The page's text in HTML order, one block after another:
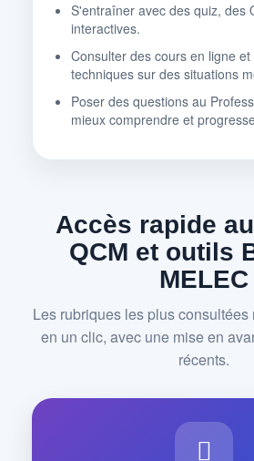
S'entraîner avec des quiz, des
interactives.
Consulter des cours en ligne
techniques sur des situations
Poser des questions au
mieux comprendre et
Accès rapide
QCM et outils
MELEC
Les rubriques les plus
en un clic, avec une mise en
récents.